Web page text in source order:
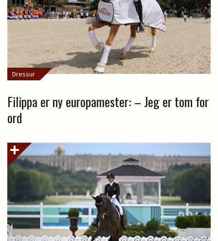
Dressur
Filippa er ny europamester: – Jeg er tom for
ord